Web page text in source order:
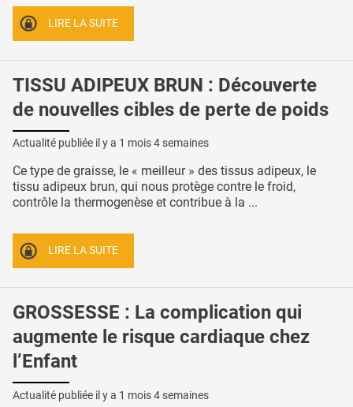
LIRE LA SUITE
TISSU ADIPEUX BRUN : Découverte
de nouvelles cibles de perte de poids
Actualité publiée il y a 1 mois 4 semaines
Ce type de graisse, le « meilleur » des tissus adipeux, le
tissu adipeux brun, qui nous protège contre le froid,
contrôle la thermogenèse et contribue à la ...
LIRE LA SUITE
GROSSESSE : La complication qui
augmente le risque cardiaque chez
l’Enfant
Actualité publiée il y a 1 mois 4 semaines